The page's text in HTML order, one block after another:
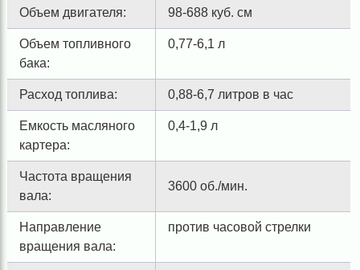
Объем двигателя: 98-688 куб. см
Объем топливного
бака:
0,77-6,1 л
Расход топлива: 0,88-6,7 литров в час
Емкость масляного
картера:
0,4-1,9 л
Частота вращения
вала:
3600 об./мин.
Направление
вращения вала:
против часовой стрелки